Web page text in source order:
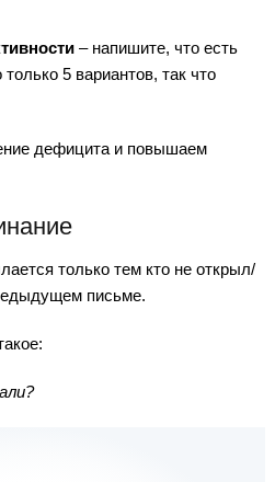
– напишите, что есть
5 вариантов, так что
дефицита и повышаем
только тем кто не открыл/
письме.